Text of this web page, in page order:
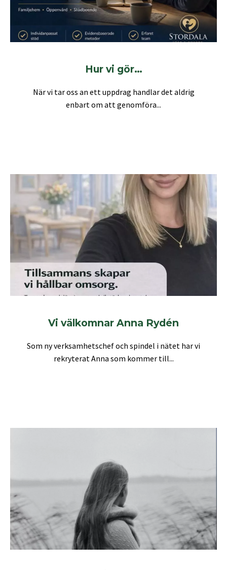
Hur vi gör…
När vi tar oss an ett uppdrag handlar det aldrig
enbart om att genomföra...
Vi välkomnar Anna Rydén
Som ny verksamhetschef och spindel i nätet har vi
rekryterat Anna som kommer till...